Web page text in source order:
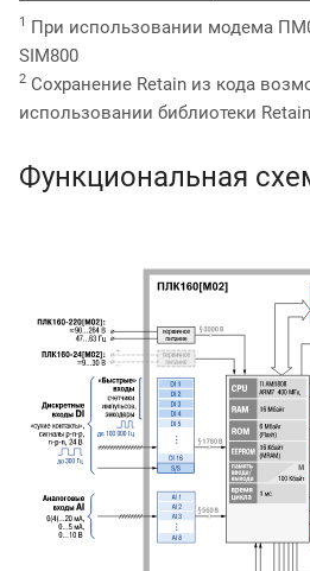
1
При использовании модема
SIM800
2 Сохранение Retain из кода
использовании библиотеки
Функциональная